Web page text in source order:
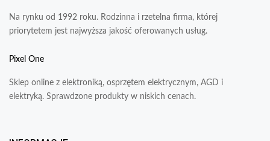
Na rynku od 1992 roku. Rodzinna i rzetelna firma, której
priorytetem jest najwyższa jakość oferowanych usług.
Pixel One
Sklep online z elektroniką, osprzętem elektrycznym, AGD i
elektryką. Sprawdzone produkty w niskich cenach.